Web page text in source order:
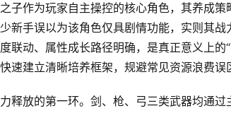
子作为玩家自主操控的核心角色，其养成
新手误以为该角色仅具剧情功能，实则其
联动、属性成长路径明确，是真正意义上的
速建立清晰培养框架，规避常见资源浪费误
释放的第一环。剑、枪、弓三类武器均通